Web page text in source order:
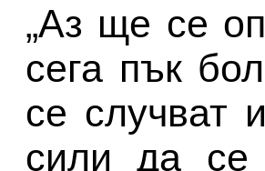
„Аз ще се
сега пък
се случват
сили да